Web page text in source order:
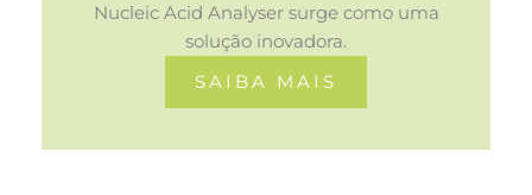
Nucleic Acid Analyser surge como uma
solução inovadora.
SAIBA MAIS